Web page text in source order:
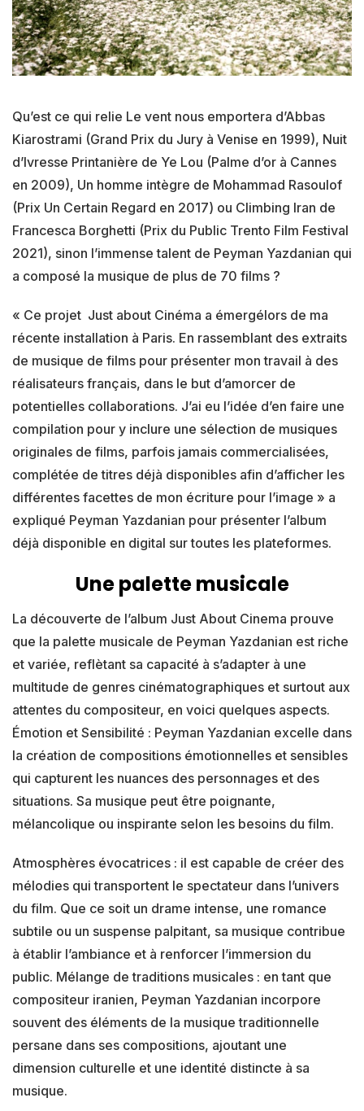
Qu’est ce qui relie Le vent nous emportera d’Abbas
Kiarostrami (Grand Prix du Jury à Venise en 1999), Nuit
d’Ivresse Printanière de Ye Lou (Palme d’or à Cannes
en 2009), Un homme intègre de Mohammad Rasoulof
(Prix Un Certain Regard en 2017) ou Climbing Iran de
Francesca Borghetti (Prix du Public Trento Film Festival
2021), sinon l’immense talent de Peyman Yazdanian qui
a composé la musique de plus de 70 films ?
« Ce projet Just about Cinéma a émergélors de ma
récente installation à Paris. En rassemblant des extraits
de musique de films pour présenter mon travail à des
réalisateurs français, dans le but d’amorcer de
potentielles collaborations. J’ai eu l’idée d’en faire une
compilation pour y inclure une sélection de musiques
originales de films, parfois jamais commercialisées,
complétée de titres déjà disponibles afin d’afficher les
différentes facettes de mon écriture pour l’image » a
expliqué Peyman Yazdanian pour présenter l’album
déjà disponible en digital sur toutes les plateformes.
Une palette musicale
La découverte de l’album Just About Cinema prouve
que la palette musicale de Peyman Yazdanian est riche
et variée, reflètant sa capacité à s’adapter à une
multitude de genres cinématographiques et surtout aux
attentes du compositeur, en voici quelques aspects.
Émotion et Sensibilité : Peyman Yazdanian excelle dans
la création de compositions émotionnelles et sensibles
qui capturent les nuances des personnages et des
situations. Sa musique peut être poignante,
mélancolique ou inspirante selon les besoins du film.
Atmosphères évocatrices : il est capable de créer des
mélodies qui transportent le spectateur dans l’univers
du film. Que ce soit un drame intense, une romance
subtile ou un suspense palpitant, sa musique contribue
à établir l’ambiance et à renforcer l’immersion du
public. Mélange de traditions musicales : en tant que
compositeur iranien, Peyman Yazdanian incorpore
souvent des éléments de la musique traditionnelle
persane dans ses compositions, ajoutant une
dimension culturelle et une identité distincte à sa
musique.